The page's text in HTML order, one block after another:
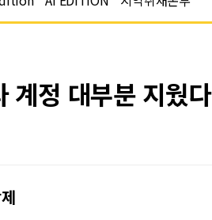
정 대부분 지웠다